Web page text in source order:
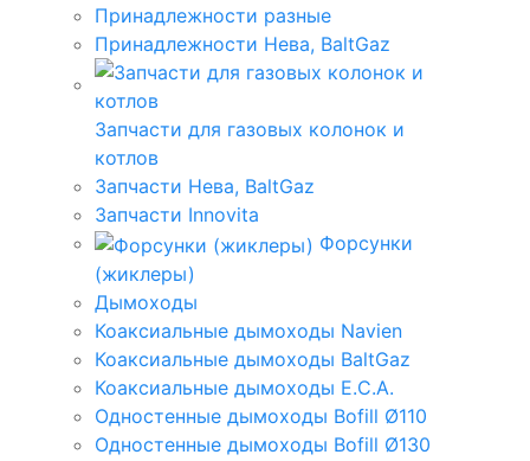
Принадлежности разные
Принадлежности Нева, BaltGaz
Запчасти для газовых колонок и
котлов
Запчасти Нева, BaltGaz
Запчасти Innovita
Форсунки
(жиклеры)
Дымоходы
Коаксиальные дымоходы Navien
Коаксиальные дымоходы BaltGaz
Коаксиальные дымоходы E.C.A.
Одностенные дымоходы Bofill Ø110
Одностенные дымоходы Bofill Ø130